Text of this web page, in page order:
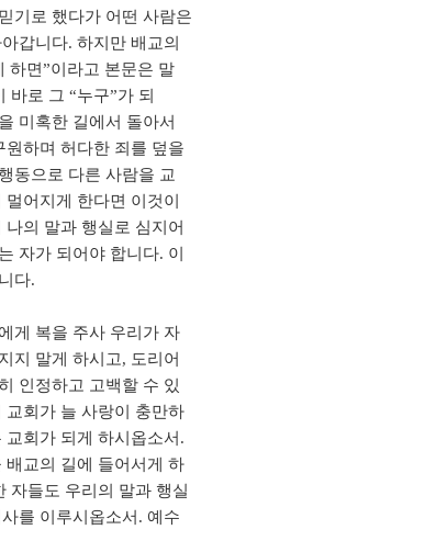
기로 했다가 어떤 사람은
갑니다. 하지만 배교의
하면”이라고 본문은 말
바로 그 “누구”가 되
미혹한 길에서 돌아서
하며 허다한 죄를 덮을
동으로 다른 사람을 교
어지게 한다면 이것이
의 말과 행실로 심지어
자가 되어야 합니다. 이
다.
게 복을 주사 우리가 자
지 말게 하시고, 도리어
인정하고 고백할 수 있
회가 늘 사랑이 충만하
회가 되게 하시옵소서.
교의 길에 들어서게 하
자들도 우리의 말과 행실
를 이루시옵소서. 예수